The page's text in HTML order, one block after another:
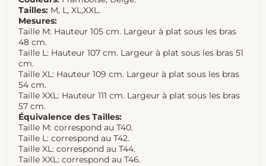
Tailles: M, L, XL,XXL.
Mesures:
Taille M: Hauteur 105 cm. Largeur à plat sous les bras
48 cm.
Taille L: Hauteur 107 cm. Largeur à plat sous les bras 51
cm.
Taille XL: Hauteur 109 cm. Largeur à plat sous les bras
54 cm.
Taille XXL: Hauteur 111 cm. Largeur à plat sous les bras
57 cm.
Équivalence des Tailles:
Taille M: correspond au T40.
Taille L: correspond au T42.
Taille XL: correspond au T44.
Taille XXL: correspond au T46.